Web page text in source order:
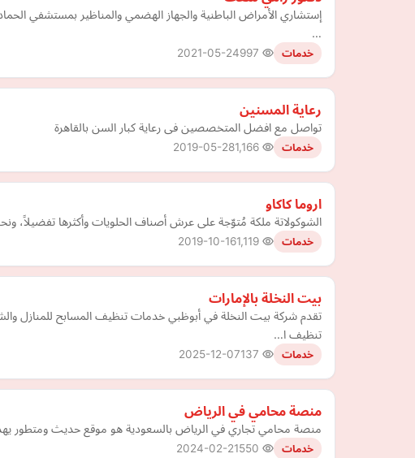
إستشاري الأمراض الباطنية والجهاز الهضمي والمناظير بمستشفي
…
خدمات 2021-05-24
رعاية المسنين
تواصل مع افضل المتخصصين فى رعاية كبار السن بالقاهرة
خدمات 2019-05-28
اروما كاكاو
الشوكولاتة ملكة مُتوّجة على عرش أصناف الحلويات وأكثرها تفضيلاً،
خدمات 2019-10-16
بيت النخلة بالإمارات
تقدم شركة بيت النخلة في أبوظبي خدمات تنظيف المسابح للمنازل
تنظيف ا…
خدمات 2025-12-07
منصة محامي في الرياض
منصة محامي تجاري في الرياض بالسعودية هو موقع حديث ومتطور يهدف
خدمات 2024-02-21